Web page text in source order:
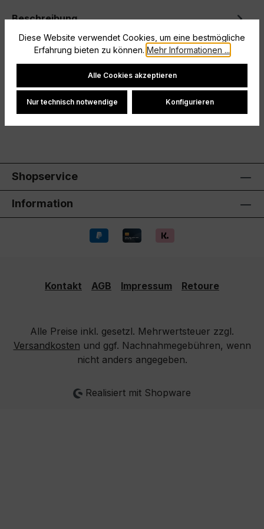
Beschreibung
Die perfekten Fußball- und SportsockenONE SIZE
FITS ALLRichtig gelesen, die Tapedesign Allround
Socks Classic sind extrem el…Mehr
Hersteller
Shopservice
Information
Kontakt AGB Impressum Retoure
Alle Preise inkl. gesetzl. Mehrwertsteuer zzgl.
Versandkosten und ggf. Nachnahmegebühren, wenn
nicht anders angegeben.
Realisiert mit Shopware
Diese Website verwendet Cookies, um eine bestmögliche
Erfahrung bieten zu können. Mehr Informationen ...
Cookie-Einstellungen
Alle Cookies akzeptieren
Nur technisch notwendige Konfigurieren